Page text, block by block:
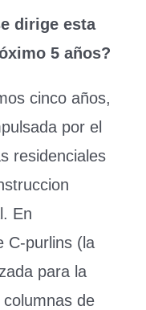
dirige esta
5 años?
cinco años,
por el
residenciales
En
C-purlins (la
para la
de